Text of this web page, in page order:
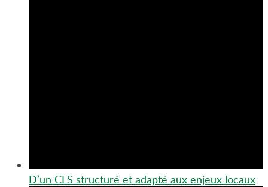
D’un CLS structuré et adapté aux enjeux locaux